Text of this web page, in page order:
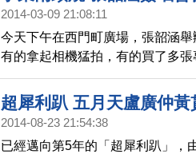
2014-03-09 21:08:11
今天下午在西門町廣場，張韶涵
有的拿起相機猛拍，有的買了多
事業繁忙以外，還經營設計女鞋
超犀利趴 五月天盧廣仲
2014-08-23 21:54:38
已經邁向第5年的「超犀利趴」，